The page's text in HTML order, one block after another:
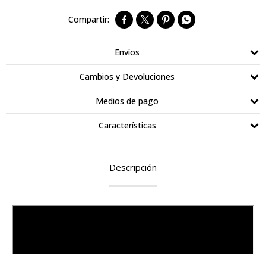
   
Envíos
Cambios y Devoluciones
Medios de pago
Características
Descripción